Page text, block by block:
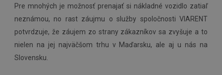
Pre mnohých je možnosť prenajať si nákladné vozidlo zatiaľ
neznámou, no rast záujmu o služby spoločnosti VIARENT
potvrdzuje, že záujem zo strany zákazníkov sa zvyšuje a to
nielen na jej najväčšom trhu v Maďarsku, ale aj u nás na
Slovensku.